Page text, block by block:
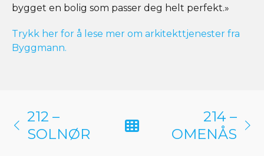
bygget en bolig som passer deg helt perfekt.»
Trykk her for å lese mer om arkitekttjenester fra
Byggmann.
212 –
SOLNØR
214 –
OMENÅS